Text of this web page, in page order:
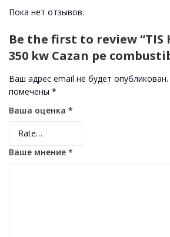
Пока нет отзывов.
Be the first to review “TIS
350 kw Cazan pe
Ваш адрес email не будет опубликован.
помечены *
Ваша оценка *
Ваше мнение *